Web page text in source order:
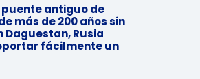
puente antiguo de
más de 200 años sin
Daguestan, Rusia
fácilmente un